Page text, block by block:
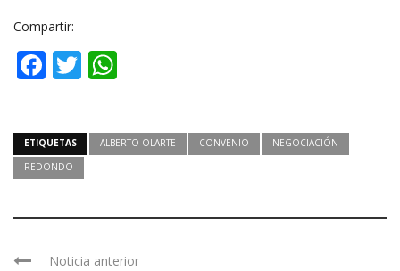
Compartir:
Facebook
Twitter
ETIQUETAS ALBERTO OLARTE CONVENIO
NEGOCIACIÓN
REDONDO
Noticia anterior